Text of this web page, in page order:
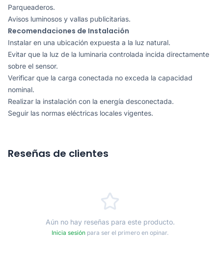
Parqueaderos.
Avisos luminosos y vallas publicitarias.
Recomendaciones de Instalación
Instalar en una ubicación expuesta a la luz natural.
Evitar que la luz de la luminaria controlada incida directamente
sobre el sensor.
Verificar que la carga conectada no exceda la capacidad
nominal.
Realizar la instalación con la energía desconectada.
Seguir las normas eléctricas locales vigentes.
Reseñas de clientes
Aún no hay reseñas para este producto.
Inicia sesión para ser el primero en opinar.